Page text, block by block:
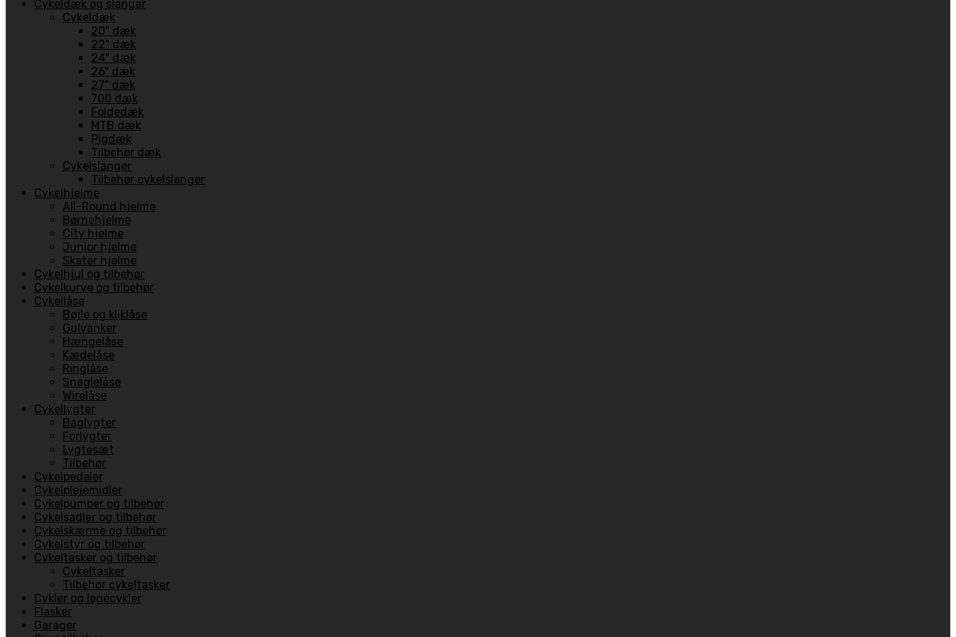
Cykeldæk og slanger
Cykeldæk
20" dæk
22" dæk
24" dæk
26" dæk
27" dæk
700 dæk
Foldedæk
MTB dæk
Pigdæk
Tilbehør dæk
Cykelslanger
Tilbehør cykelslanger
Cykelhjelme
All-Round hjelme
Børnehjelme
City hjelme
Junior hjelme
Skater hjelme
Cykelhjul og tilbehør
Cykelkurve og tilbehør
Cykellåse
Bøjle og kliklåse
Gulvanker
Hængelåse
Kædelåse
Ringlåse
Sneglelåse
Wirelåse
Cykellygter
Baglygter
Forlygter
Lygtesæt
Tilbehør
Cykelpedaler
Cykelplejemidler
Cykelpumper og tilbehør
Cykelsadler og tilbehør
Cykelskærme og tilbehør
Cykelstyr og tilbehør
Cykeltasker og tilbehør
Cykeltasker
Tilbehør cykeltasker
Cykler og legecykler
Flasker
Garager